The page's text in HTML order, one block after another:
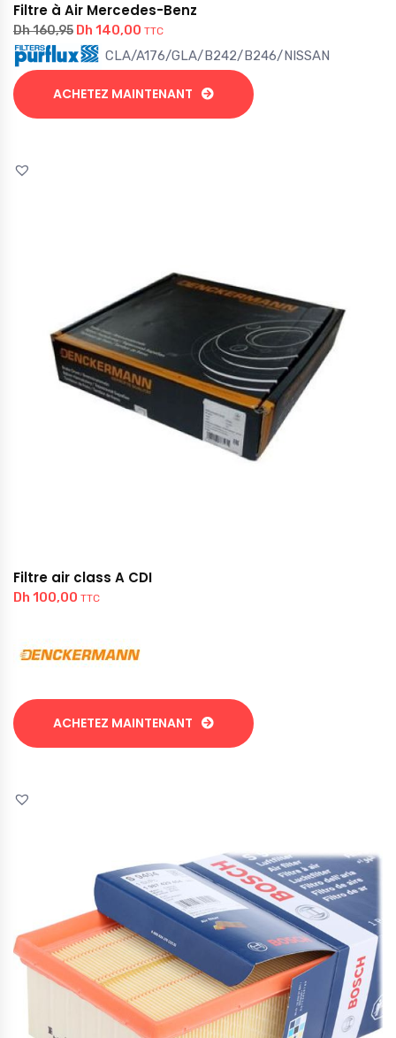
Filtre à Air Mercedes-Benz
Dh160,95 Dh 140,00 TTC
CLA/A176/GLA/B242/B246/NISSAN
ACHETEZ MAINTENANT
Filtre air class A CDI
Dh 100,00 TTC
ACHETEZ MAINTENANT